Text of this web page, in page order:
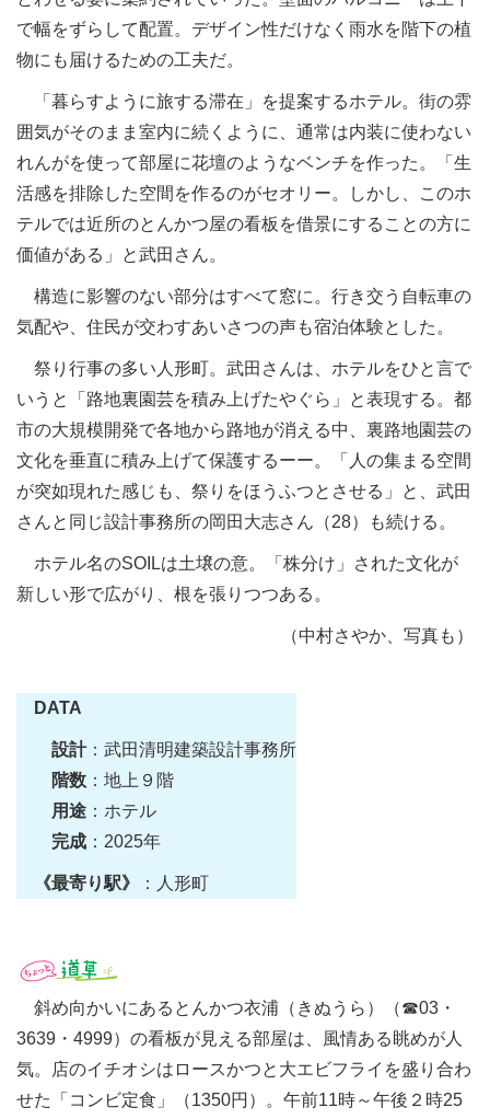
で幅をずらして配置。デザイン性だけなく雨水を階下の植
物にも届けるための工夫だ。
「暮らすように旅する滞在」を提案するホテル。街の雰
囲気がそのまま室内に続くように、通常は内装に使わない
れんがを使って部屋に花壇のようなベンチを作った。「生
活感を排除した空間を作るのがセオリー。しかし、このホ
テルでは近所のとんかつ屋の看板を借景にすることの方に
価値がある」と武田さん。
構造に影響のない部分はすべて窓に。行き交う自転車の
気配や、住民が交わすあいさつの声も宿泊体験とした。
祭り行事の多い人形町。武田さんは、ホテルをひと言で
いうと「路地裏園芸を積み上げたやぐら」と表現する。都
市の大規模開発で各地から路地が消える中、裏路地園芸の
文化を垂直に積み上げて保護するーー。「人の集まる空間
が突如現れた感じも、祭りをほうふつとさせる」と、武田
さんと同じ設計事務所の岡田大志さん（28）も続ける。
ホテル名のSOILは土壌の意。「株分け」された文化が
新しい形で広がり、根を張りつつある。
（中村さやか、写真も）
DATA
設計：武田清明建築設計事務所
階数 ：地上９階
用途 ：ホテル
完成 ：2025年
《最寄り駅》 ：人形町
斜め向かいにあるとんかつ衣浦（きぬうら）（☎03・
3639・4999）の看板が見える部屋は、風情ある眺めが人
気。店のイチオシはロースかつと大エビフライを盛り合わ
せた「コンビ定食」（1350円）。午前11時～午後２時25